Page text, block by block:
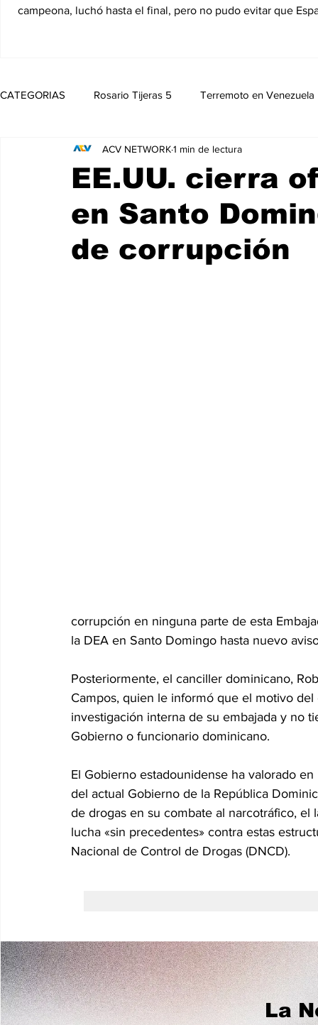
campeona, luchó hasta el final, pero no pudo evitar que
CATEGORIAS Rosario Tijeras 5 Terremoto en Venezuela
Trump Regresa a La Casa Blanca Opinión
Entretenimiento MedioAmbiente
Super Bowl 2026
EE.UU. cierra
en Santo
de corrupción
ACV NETWORK1 min de lectura
corrupción en ninguna parte de esta
la DEA en Santo Domingo hasta nuevo
Posteriormente, el canciller dominicano,
Campos, quien le informó que el motivo
investigación interna de su embajada y no
Gobierno o funcionario dominicano.
El Gobierno estadounidense ha valorado
del actual Gobierno de la República
de drogas en su combate al narcotráfico,
lucha «sin precedentes» contra estas
Nacional de Control de Drogas (DNCD).
La